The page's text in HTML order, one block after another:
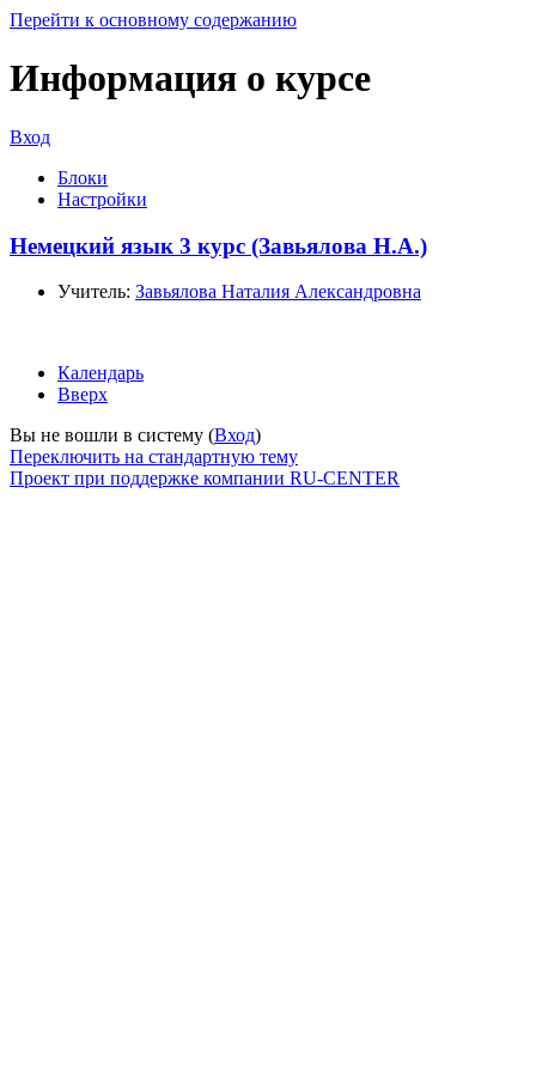
Перейти к основному содержанию
Информация о курсе
Вход
Блоки
Настройки
Немецкий язык 3 курс (Завьялова Н.А.)
Учитель: Завьялова Наталия Александровна
Календарь
Вверх
Вы не вошли в систему (Вход)
Переключить на стандартную тему
Проект при поддержке компании RU-CENTER